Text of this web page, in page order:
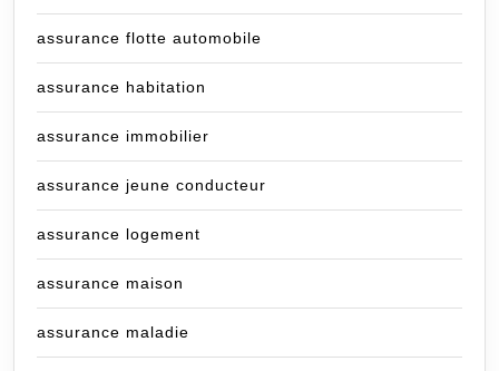
assurance flotte automobile
assurance habitation
assurance immobilier
assurance jeune conducteur
assurance logement
assurance maison
assurance maladie